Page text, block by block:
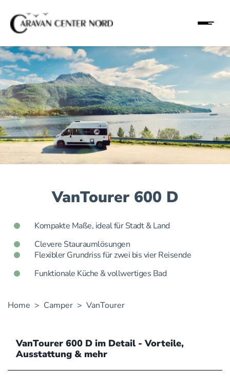
VanTourer 600 D
Kompakte Maße, ideal für Stadt & Land
Clevere Stauraumlösungen
Flexibler Grundriss für zwei bis vier Reisende
Funktionale Küche & vollwertiges Bad
Home > Camper > VanTourer
VanTourer 600 D im Detail - Vorteile,
Ausstattung & mehr